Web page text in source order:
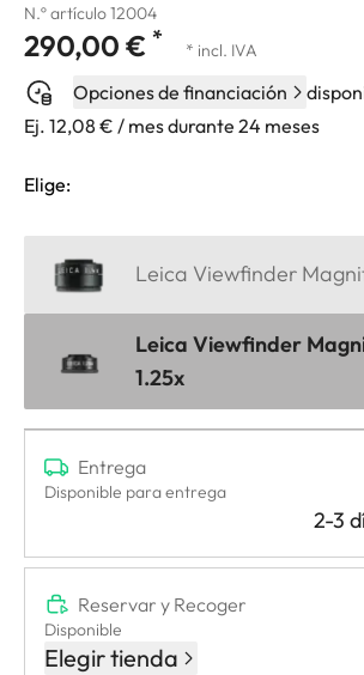
N.º artículo 12004
290,00 € * * incl. IVA
Opciones de financiación
Ej. 12,08 € / mes durante 24 meses
Elige:
Leica Viewfinder
Leica Viewfinder
1.25x
Entrega
Disponible para entrega
2-3
Reservar y Recoger
Disponible
Elegir tienda